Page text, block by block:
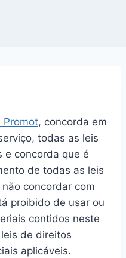
Promot, concorda em
todas as leis
​​e concorda que é
de todas as leis
concordar com
proibido de usar ou
contidos neste
de direitos
aplicáveis.